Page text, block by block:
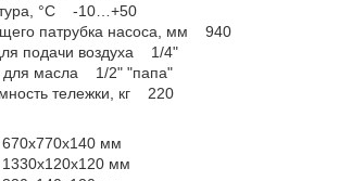
°С -10…+50
патрубка насоса, мм 940
подачи воздуха 1/4"
для масла 1/2" "папа"
тележки, кг 220
мм
мм